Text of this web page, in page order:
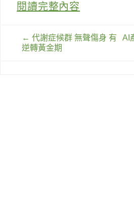
閱讀完整內容
文
章
← 代謝症候群 無聲傷身 有
逆轉黃金期
AI